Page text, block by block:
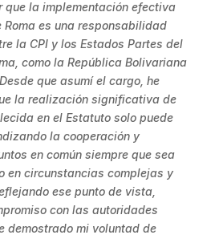
que la implementación efectiva
Roma es una responsabilidad
la CPI y los Estados Partes del
como la República Bolivariana
que asumí el cargo, he
la realización significativa de
en el Estatuto solo puede
la cooperación y
en común siempre que sea
en circunstancias complejas y
ese punto de vista,
con las autoridades
demostrado mi voluntad de